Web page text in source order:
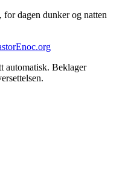
dagen dunker og natten
automatisk. Beklager